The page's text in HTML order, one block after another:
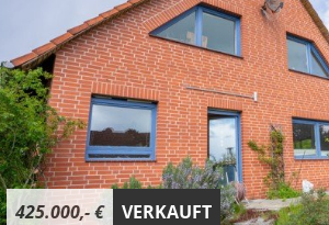
425.000,- € VERKAUFT